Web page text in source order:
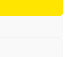
aldeias,
o percurso
quilómetros
rio.